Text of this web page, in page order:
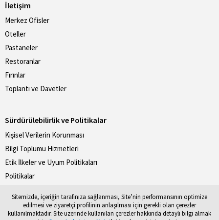
İletişim
Merkez Ofisler
Oteller
Pastaneler
Restoranlar
Fırınlar
Toplantı ve Davetler
Sürdürülebilirlik ve Politikalar
Kişisel Verilerin Korunması
Bilgi Toplumu Hizmetleri
Etik İlkeler ve Uyum Politikaları
Politikalar
Sitemizde, içeriğin tarafınıza sağlanması, Site’nin performansının optimize
edilmesi ve ziyaretçi profilinin anlaşılması için gerekli olan çerezler
kullanılmaktadır. Site üzerinde kullanılan çerezler hakkında detaylı bilgi almak